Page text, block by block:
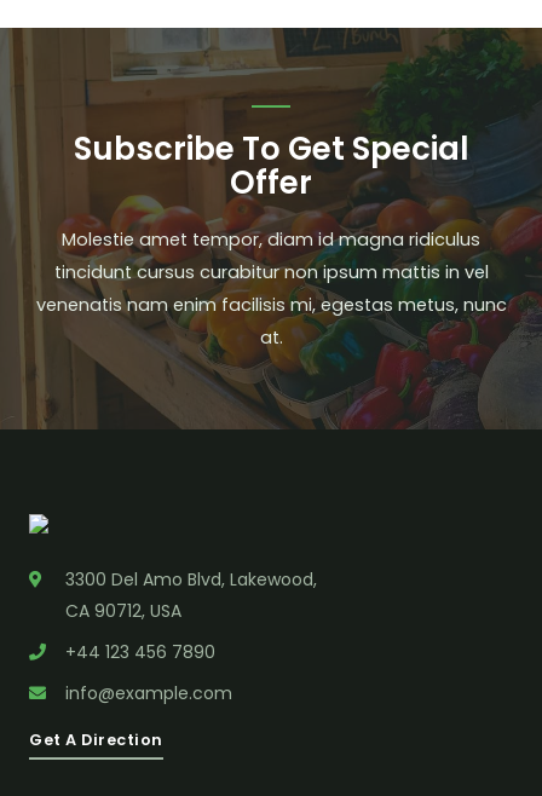
Subscribe To Get Special
Offer
Molestie amet tempor, diam id magna ridiculus
tincidunt cursus curabitur non ipsum mattis in vel
venenatis nam enim facilisis mi, egestas metus, nunc
at.
3300 Del Amo Blvd, Lakewood,
CA 90712, USA
+44 123 456 7890
info@example.com
Get A Direction